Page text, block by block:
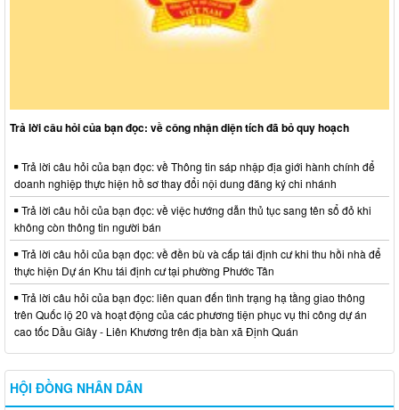
Trả lời câu hỏi của bạn đọc: về công nhận diện tích đã bỏ quy hoạch
Trả lời câu hỏi của bạn đọc: về Thông tin sáp nhập địa giới hành chính để
doanh nghiệp thực hiện hồ sơ thay đổi nội dung đăng ký chi nhánh
Trả lời câu hỏi của bạn đọc: về việc hướng dẫn thủ tục sang tên sổ đỏ khi
không còn thông tin người bán
Trả lời câu hỏi của bạn đọc: về đền bù và cấp tái định cư khi thu hồi nhà để
thực hiện Dự án Khu tái định cư tại phường Phước Tân
Trả lời câu hỏi của bạn đọc: liên quan đến tình trạng hạ tầng giao thông
trên Quốc lộ 20 và hoạt động của các phương tiện phục vụ thi công dự án
cao tốc Dầu Giây - Liên Khương trên địa bàn xã Định Quán
HỘI ĐỒNG NHÂN DÂN